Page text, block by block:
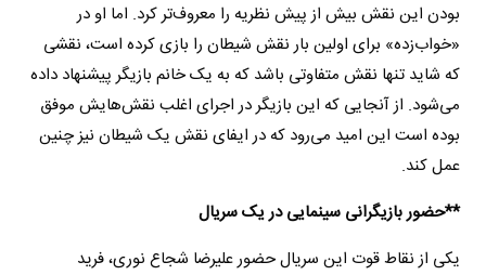
بودن این نقش بیش از پیش نظریه را معروف‌تر کرد. اما او در
«خواب‌زده» برای اولین بار نقش شیطان را بازی کرده است، نقشی
که شاید تنها نقش متفاوتی باشد که به یک خانم بازیگر پیشنهاد داده
می‌شود. از آنجایی که این بازیگر در اجرای اغلب نقش‌هایش موفق
بوده است این امید می‌رود که در ایفای نقش یک شیطان نیز چنین
عمل کند.
**حضور بازیگرانی سینمایی در یک سریال
یکی از نقاط قوت این سریال حضور علیرضا شجاع نوری، فرید